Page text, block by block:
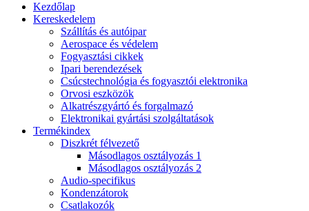
Kezdőlap
Kereskedelem
Szállítás és autóipar
Aerospace és védelem
Fogyasztási cikkek
Ipari berendezések
Csúcstechnológia és fogyasztói elektronika
Orvosi eszközök
Alkatrészgyártó és forgalmazó
Elektronikai gyártási szolgáltatások
Termékindex
Diszkrét félvezető
Másodlagos osztályozás 1
Másodlagos osztályozás 2
Audio-specifikus
Kondenzátorok
Csatlakozók